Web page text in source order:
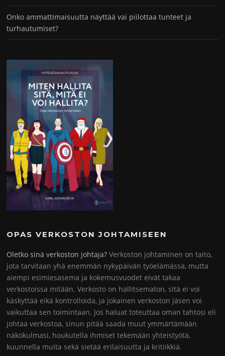
Onko ammattimaisuutta näyttää vai piilottaa tunteet ja
turhautumiset?
OPAS VERKOSTON JOHTAMISEEN
Oletko sinä verkoston johtaja? Verkoston johtaminen on taito,
jota tarvitaan yhä enemmän nykypäivän työelämässä, mutta
aiempi esimiesasema ja kokemusvuodet eivät takaa
verkostoissa mitään. Verkosto on hallitsematon, sitä ei voi
käskyttää eikä kontrolloida, ja jokainen verkoston jäsen voi
vaikuttaa sen toimintaan. Jos haluat toteuttaa oman tahtosi eli
johtaa verkostoa, sinun pitää saada muut ymmärtämään
näkökulmasi, houkutella ihmiset tekemään yhteistyötä,
kuunnella muita sekä sietää erilaisuutta ja kritiikkiä.